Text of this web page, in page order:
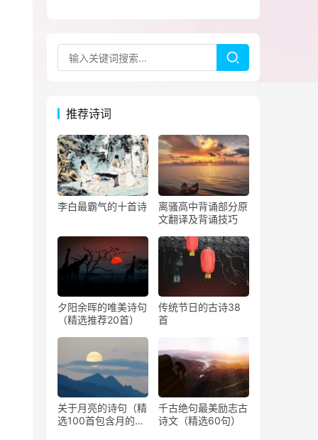
推荐诗词
李白最霸气的十首诗
离骚高中背诵部分原
文翻译及背诵技巧
夕阳余晖的唯美诗句
（精选推荐20首）
传统节日的古诗38
首
关于月亮的诗句（精
选100首包含月的古
千古绝句最美励志古
诗文（精选60句）